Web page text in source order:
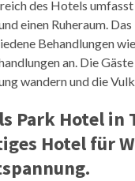
des Hotels umfasst
einen Ruheraum.
Behandlungen
an. Die
wandern und die
Park Hotel in
Hotel für